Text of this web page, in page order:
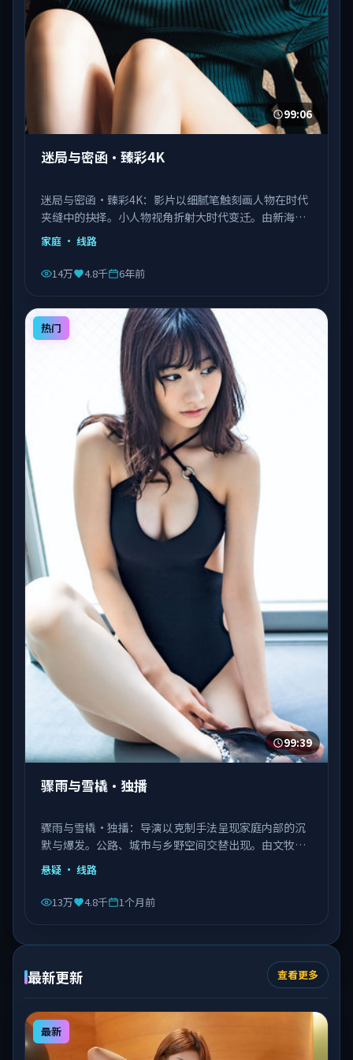
99:06
迷局与密函·臻彩4K
迷局与密函·臻彩4K：影片以细腻笔触刻画人物在时代
夹缝中的抉择。小人物视角折射大时代变迁。由新海诚
执导，刘德华、王景春、王凯等主演，泰国出品，类型
为家庭。
家庭 · 线路
14万 4.8千 6年前
热门
99:39
骤雨与雪橇·独播
骤雨与雪橇·独播：导演以克制手法呈现家庭内部的沉
默与爆发。公路、城市与乡野空间交替出现。由文牧野
执导，秦海璐、文淇、邓恩熙等主演，意大利出品，类
型为悬疑。
悬疑 · 线路
13万 4.8千 1个月前
最新更新 查看更多
最新